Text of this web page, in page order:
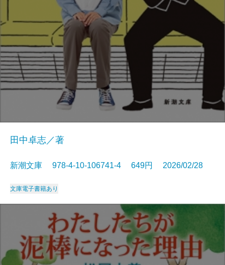
田中卓志／著
新潮文庫 978-4-10-106741-4 649円 2026/02/28
文庫電子書籍あり